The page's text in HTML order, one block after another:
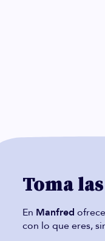
Toma
En Manfred
con lo que eres,